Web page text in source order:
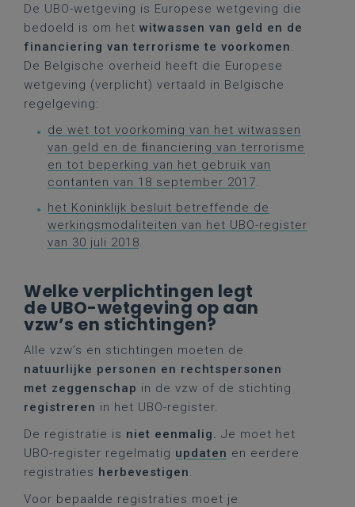
De UBO-wetgeving is Europese wetgeving die
bedoeld is om het witwassen van geld en de
financiering van terrorisme te voorkomen.
De Belgische overheid heeft die Europese
wetgeving (verplicht) vertaald in Belgische
regelgeving:
de wet tot voorkoming van het witwassen
van geld en de ﬁnanciering van terrorisme
en tot beperking van het gebruik van
contanten van 18 september 2017.
het Koninklijk besluit betreffende de
werkingsmodaliteiten van het UBO-register
van 30 juli 2018.
Welke verplichtingen legt
de UBO-wetgeving op aan
vzw’s en stichtingen?
Alle vzw’s en stichtingen moeten de
natuurlijke personen en rechtspersonen
met zeggenschap in de vzw of de stichting
registreren in het UBO-register.
De registratie is niet eenmalig. Je moet het
UBO-register regelmatig updaten en eerdere
registraties herbevestigen.
Voor bepaalde registraties moet je